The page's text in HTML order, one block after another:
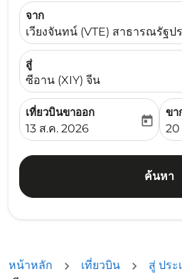
จาก
เวียงจันทน์ (VTE) สาธารณรัฐป
สู่
ซีอาน (XIY) จีน
เที่ยวบินขาออก
fc-booking-departure-
13 ส.ค. 2026
today
ขา
20
ค้นหา
หน้าหลัก เที่ยวบิน สู่ ประ